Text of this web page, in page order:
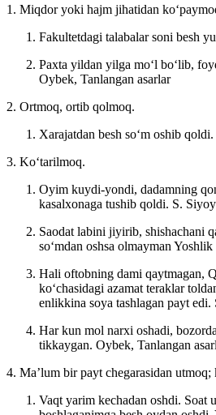
1. Miqdor yoki hajm jihatidan
Fakultetdagi talabalar soni besh
Paxta yildan yilga moʻl boʻlib,
Oybek, Tanlangan asarlar
2. Ortmoq, ortib qolmoq.
Xarajatdan besh soʻm oshib qoldi.
3. Koʻtarilmoq.
Oyim kuydi-yondi, dadamning
kasalxonaga tushib qoldi. S.
Saodat labini jiyirib, shishachani
soʻmdan oshsa olmayman Yoshlik
Hali oftobning dami qaytmagan,
koʻchasidagi azamat teraklar
enlikkina soya tashlagan payt edi.
Har kun mol narxi oshadi,
tikkaygan. Oybek, Tanlangan
4. Maʼlum bir payt chegarasidan utmoq;
Vaqt yarim kechadan oshdi. Soat